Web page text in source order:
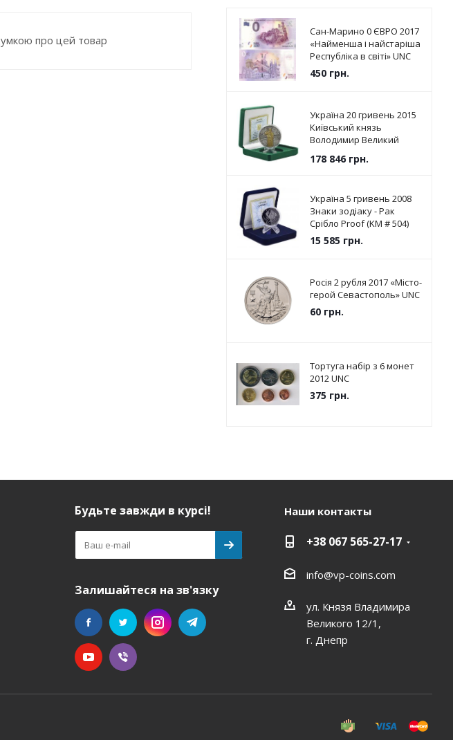
про цей товар
Сан-Марино 0 ЄВРО 2017
«Найменша і найстаріша
Республіка в світі» UNC
450грн.
Україна 20 гривень 2015
Київський князь
Володимир Великий
178 846грн.
Україна 5 гривень 2008
Знаки зодіаку - Рак
Срібло Proof (KM # 504)
15 585 грн.
Росія 2 рубля 2017 «Місто-
герой Севастополь» UNC
60грн.
Тортуга набір з 6 монет
2012 UNC
375 грн.
Будьте завжди в курсі!
Залишайтеся на зв'язку
Наши контакты
+38 067 565-27-17
info@vp-coins.com
ул. Князя Владимира
Великого 12/1,
г. Днепр